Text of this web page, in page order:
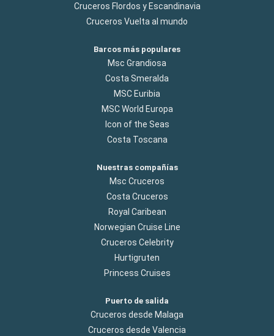
Cruceros Flordos y Escandinavia
Cruceros Vuelta al mundo
Barcos más populares
Msc Grandiosa
Costa Smeralda
MSC Euribia
MSC World Europa
Icon of the Seas
Costa Toscana
Nuestras compañías
Msc Cruceros
Costa Cruceros
Royal Caribean
Norwegian Cruise Line
Cruceros Celebrity
Hurtigruten
Princess Cruises
Puerto de salida
Cruceros desde Malaga
Cruceros desde Valencia